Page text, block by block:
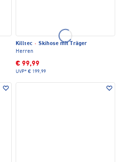
Killtec · Skihose mit Träger
Herren
€ 99,99
UVP* € 199,99